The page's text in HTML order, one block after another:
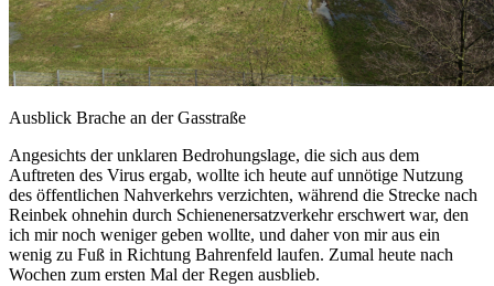
Ausblick Brache an der Gasstraße
Angesichts der unklaren Bedrohungslage, die sich aus dem
Auftreten des Virus ergab, wollte ich heute auf unnötige Nutzung
des öffentlichen Nahverkehrs verzichten, während die Strecke nach
Reinbek ohnehin durch Schienenersatzverkehr erschwert war, den
ich mir noch weniger geben wollte, und daher von mir aus ein
wenig zu Fuß in Richtung Bahrenfeld laufen. Zumal heute nach
Wochen zum ersten Mal der Regen ausblieb.